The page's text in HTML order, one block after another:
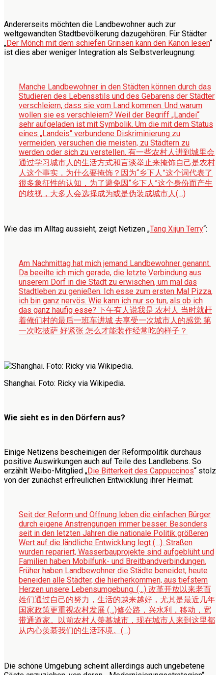
Andererseits möchten die Landbewohner auch zur
weltgewandten Stadtbevölkerung dazugehören. Für Städter
„Der Mönch mit dem schiefen Grinsen kann den Kanon lesen“
ist dies aber weniger Integration als Selbstverleugnung:
Manche Landbewohner in den Städten können durch das
Studieren des Lebensstils und des Gebarens der Städter
verschleiern, dass sie vom Land kommen. Und warum
wollen sie es verschleiern? Weil der Begriff „Landei“
sehr aufgeladen ist mit Symbolik. Um die mit dem Status
eines „Landeis“ verbundene Diskriminierung zu
vermeiden, versuchen die meisten, zu Städtern zu
werden oder sich zu verstellen. 有一些农村人进到城里会
通过学习城市人的生活方式和言谈举止来掩饰自己是农村
人这个事实，为什么要掩饰？因为“乡下人”这个词代表了
很多象征性的认知，为了避免因“乡下人”这个身份而产生
的歧视，大多人会选择成为或是伪装成城市人(…)
Wie das im Alltag aussieht, zeigt Netizen „Tang Xijun Terry“:
Am Nachmittag hat mich jemand Landbewohner genannt.
Da beeilte ich mich gerade, die letzte Verbindung aus
unserem Dorf in die Stadt zu erwischen, um mal das
Stadtleben zu genießen. Ich esse zum ersten Mal Pizza,
ich bin ganz nervös. Wie kann ich nur so tun, als ob ich
das ganz häufig esse? 下午有人说我是 农村人 当时就赶
着俺们村的最后一班车进城 去享受一次城市人的感觉 第
一次吃披萨 好紧张 怎么才能装作经常吃的样子？
Shanghai. Foto: Ricky via Wikipedia.
Wie sieht es in den Dörfern aus?
Einige Netizens bescheinigen der Reformpolitik durchaus
positive Auswirkungen auch auf Teile des Landlebens. So
erzählt Weibo-Mitglied „Die Bitterkeit des Cappuccinos“ stolz
von der zunächst erfreulichen Entwicklung ihrer Heimat:
Seit der Reform und Öffnung leben die einfachen Bürger
durch eigene Anstrengungen immer besser. Besonders
seit in den letzten Jahren die nationale Politik größeren
Wert auf die ländliche Entwicklung legt (…). Straßen
wurden repariert, Wasserbauprojekte sind aufgeblüht und
Familien haben Mobilfunk- und Breitbandverbindungen.
Früher haben Landbewohner die Städte beneidet, heute
beneiden alle Städter, die hierherkommen, aus tiefstem
Herzen unsere Lebensumgebung. (…) 改革开放以来老百
姓们通过自己的努力，生活的越来越好，尤其是最近几年
国家政策更重视农村发展 (…)修公路，兴水利，移动，宽
带通道家。以前农村人羡慕城市，现在城市人来到这里都
从内心羡慕我们的生活环境。(…)
Die schöne Umgebung scheint allerdings auch ungebetene